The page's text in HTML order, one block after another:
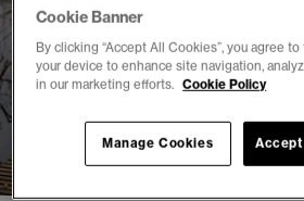
2 3 4 6
Cookie Banner
By clicking “Accept All Cookies”, you agree
your device to enhance site navigation,
in our marketing efforts. Cookie Policy
Manage Cookies